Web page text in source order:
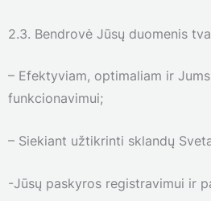
2.3. Bendrovė Jūsų duomenis
– Efektyviam, optimaliam ir
funkcionavimui;
– Siekiant užtikrinti sklandų
-Jūsų paskyros registravimui ir